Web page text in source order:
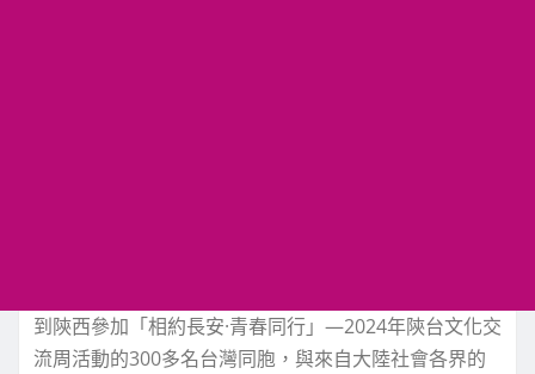
到陝西參加「相約長安·青春同行」—2024年陝台文化交
流周活動的300多名台灣同胞，與來自大陸社會各界的